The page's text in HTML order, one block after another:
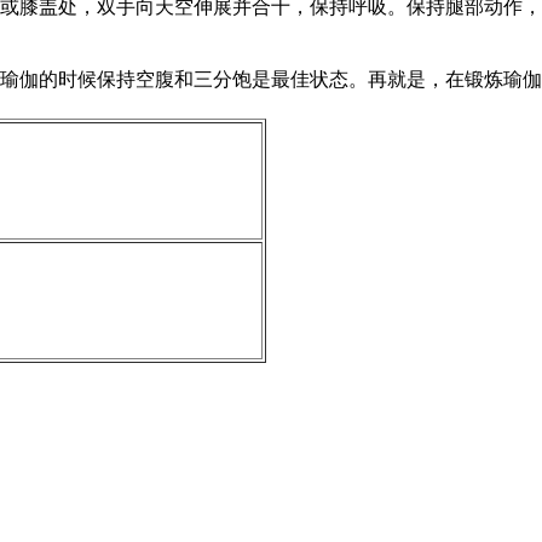
盖处，双手向天空伸展并合十，保持呼吸。保持腿部动作，
的时候保持空腹和三分饱是最佳状态。再就是，在锻炼瑜伽